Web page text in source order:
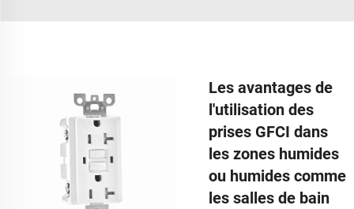
Les avantages de
l'utilisation des
prises GFCI dans
les zones humides
ou humides comme
les salles de bain